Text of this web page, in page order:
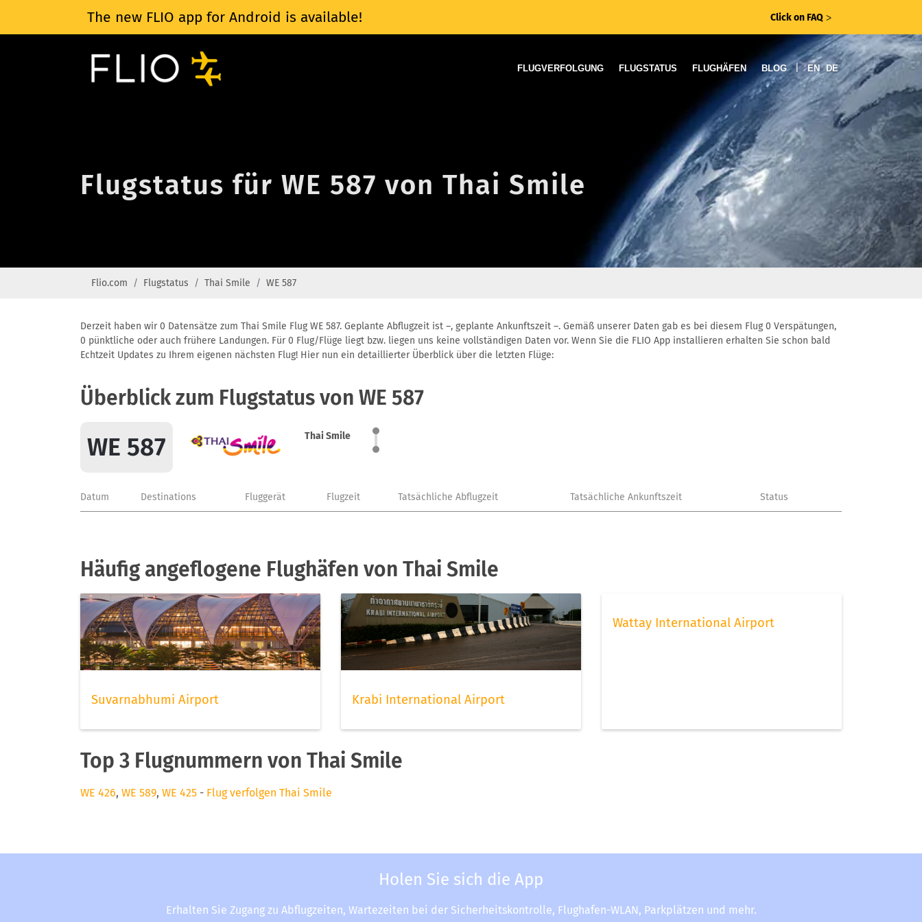
The new FLIO app for Android is available! Click on FAQ ᐳ
FLUGVERFOLGUNG FLUGSTATUS FLUGHÄFEN BLOG | EN DE
Flugstatus für WE 587 von Thai Smile
Flio.com Flugstatus Thai Smile WE 587
Derzeit haben wir 0 Datensätze zum Thai Smile Flug WE 587. Geplante Abflugzeit ist –, geplante Ankunftszeit –. Gemäß unserer Daten gab es bei diesem Flug 0 Verspätungen,
0 pünktliche oder auch frühere Landungen. Für 0 Flug/Flüge liegt bzw. liegen uns keine vollständigen Daten vor. Wenn Sie die FLIO App installieren erhalten Sie schon bald
Echtzeit Updates zu Ihrem eigenen nächsten Flug! Hier nun ein detaillierter Überblick über die letzten Flüge:
Überblick zum Flugstatus von WE 587
WE 587 Thai Smile
Datum Destinations Fluggerät Flugzeit Tatsächliche Abflugzeit Tatsächliche Ankunftszeit Status
Häufig angeflogene Flughäfen von Thai Smile
Suvarnabhumi Airport Krabi International Airport
Wattay International Airport
Top 3 Flugnummern von Thai Smile
WE 426, WE 589, WE 425 - Flug verfolgen Thai Smile
Holen Sie sich die App
Erhalten Sie Zugang zu Abflugzeiten, Wartezeiten bei der Sicherheitskontrolle, Flughafen-WLAN, Parkplätzen und mehr.